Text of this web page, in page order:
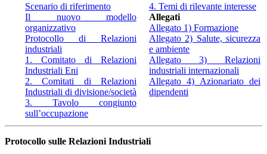
Scenario di riferimento
Il nuovo modello
organizzativo
Protocollo di Relazioni
industriali
1. Comitato di Relazioni
Industriali Eni
2. Comitati di Relazioni
Industriali di divisione/società
3. Tavolo congiunto
sull’occupazione
4. Temi di rilevante interesse
Allegati
Allegato 1) Formazione
Allegato 2) Salute, sicurezza
e ambiente
Allegato 3) Relazioni
industriali internazionali
Allegato 4) Azionariato dei
dipendenti
Protocollo sulle Relazioni Industriali